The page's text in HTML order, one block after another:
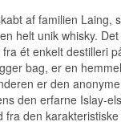
Størrelse: 70 CL
EAN nr.: 5060354273678
Smagsprofil
Fadstyrke · Røget ·
Vidste du at?
Smag
Varmende og lækkert
vanilje over en røget
Eftersmag
Lang med vedvarende
vaniljeafslutning.
af familien Laing,
helt unik whisky.
ét enkelt destilleri
bag, er en
er den
den erfarne Islay-
den